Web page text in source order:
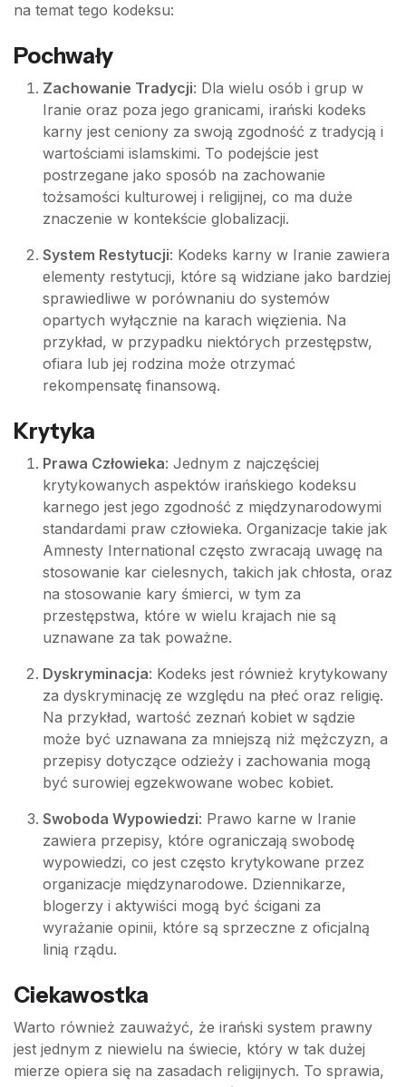
na temat tego kodeksu:
Pochwały
Zachowanie Tradycji: Dla wielu osób i grup w
Iranie oraz poza jego granicami, irański kodeks
karny jest ceniony za swoją zgodność z tradycją i
wartościami islamskimi. To podejście jest
postrzegane jako sposób na zachowanie
tożsamości kulturowej i religijnej, co ma duże
znaczenie w kontekście globalizacji.
System Restytucji: Kodeks karny w Iranie zawiera
elementy restytucji, które są widziane jako bardziej
sprawiedliwe w porównaniu do systemów
opartych wyłącznie na karach więzienia. Na
przykład, w przypadku niektórych przestępstw,
ofiara lub jej rodzina może otrzymać
rekompensatę finansową.
Krytyka
Prawa Człowieka: Jednym z najczęściej
krytykowanych aspektów irańskiego kodeksu
karnego jest jego zgodność z międzynarodowymi
standardami praw człowieka. Organizacje takie jak
Amnesty International często zwracają uwagę na
stosowanie kar cielesnych, takich jak chłosta, oraz
na stosowanie kary śmierci, w tym za
przestępstwa, które w wielu krajach nie są
uznawane za tak poważne.
Dyskryminacja: Kodeks jest również krytykowany
za dyskryminację ze względu na płeć oraz religię.
Na przykład, wartość zeznań kobiet w sądzie
może być uznawana za mniejszą niż mężczyzn, a
przepisy dotyczące odzieży i zachowania mogą
być surowiej egzekwowane wobec kobiet.
Swoboda Wypowiedzi: Prawo karne w Iranie
zawiera przepisy, które ograniczają swobodę
wypowiedzi, co jest często krytykowane przez
organizacje międzynarodowe. Dziennikarze,
blogerzy i aktywiści mogą być ścigani za
wyrażanie opinii, które są sprzeczne z oficjalną
linią rządu.
Ciekawostka
Warto również zauważyć, że irański system prawny
jest jednym z niewielu na świecie, który w tak dużej
mierze opiera się na zasadach religijnych. To sprawia,